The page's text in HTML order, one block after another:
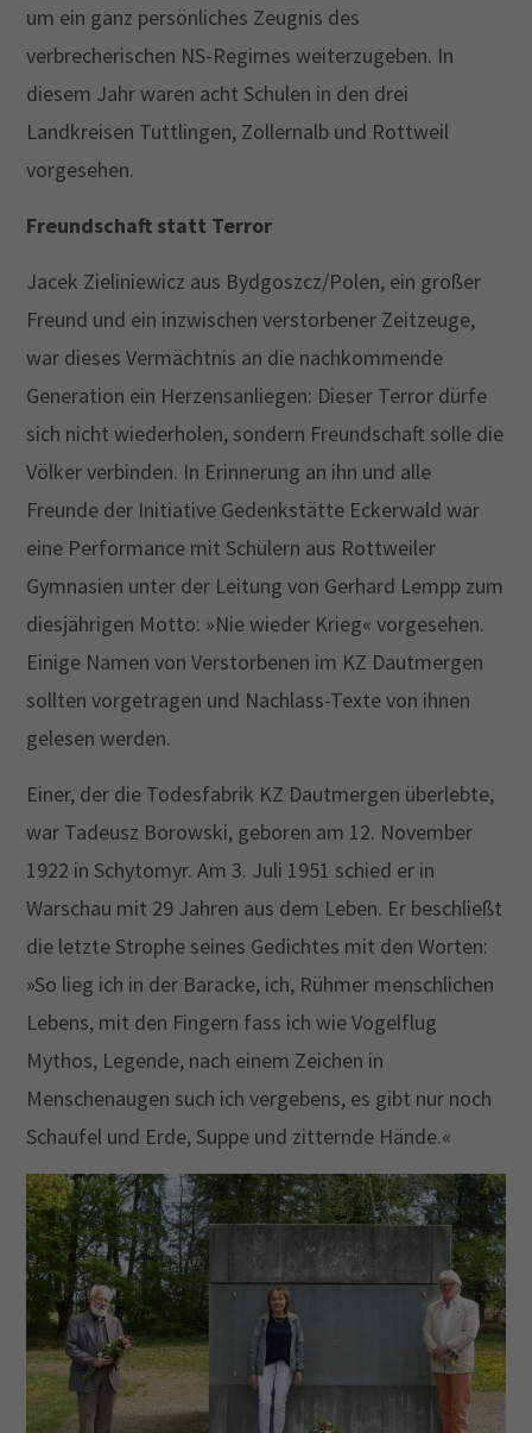
um ein ganz persönliches Zeugnis des
verbrecherischen NS-Regimes weiterzugeben. In
diesem Jahr waren acht Schulen in den drei
Landkreisen Tuttlingen, Zollernalb und Rottweil
vorgesehen.
Freundschaft statt Terror
Jacek Zieliniewicz aus Bydgoszcz/Polen, ein großer
Freund und ein inzwischen verstorbener Zeitzeuge,
war dieses Vermächtnis an die nachkommende
Generation ein Herzensanliegen: Dieser Terror dürfe
sich nicht wiederholen, sondern Freundschaft solle die
Völker verbinden. In Erinnerung an ihn und alle
Freunde der Initiative Gedenkstätte Eckerwald war
eine Performance mit Schülern aus Rottweiler
Gymnasien unter der Leitung von Gerhard Lempp zum
diesjährigen Motto: »Nie wieder Krieg« vorgesehen.
Einige Namen von Verstorbenen im KZ Dautmergen
sollten vorgetragen und Nachlass-Texte von ihnen
gelesen werden.
Einer, der die Todesfabrik KZ Dautmergen überlebte,
war Tadeusz Borowski, geboren am 12. November
1922 in Schytomyr. Am 3. Juli 1951 schied er in
Warschau mit 29 Jahren aus dem Leben. Er beschließt
die letzte Strophe seines Gedichtes mit den Worten:
»So lieg ich in der Baracke, ich, Rühmer menschlichen
Lebens, mit den Fingern fass ich wie Vogelflug
Mythos, Legende, nach einem Zeichen in
Menschenaugen such ich vergebens, es gibt nur noch
Schaufel und Erde, Suppe und zitternde Hände.«